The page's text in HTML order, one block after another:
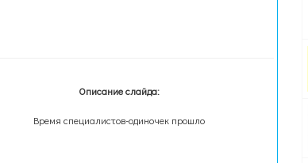
Описание слайда:
Время специалистов-одиночек прошло